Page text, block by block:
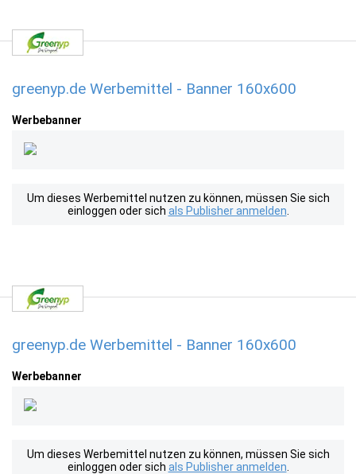
greenyp.de Werbemittel - Banner 160x600
Werbebanner
Um dieses Werbemittel nutzen zu können, müssen Sie sich
einloggen oder sich als Publisher anmelden
greenyp.de Werbemittel - Banner 160x600
Werbebanner
Um dieses Werbemittel nutzen zu können, müssen Sie sich
einloggen oder sich als Publisher anmelden